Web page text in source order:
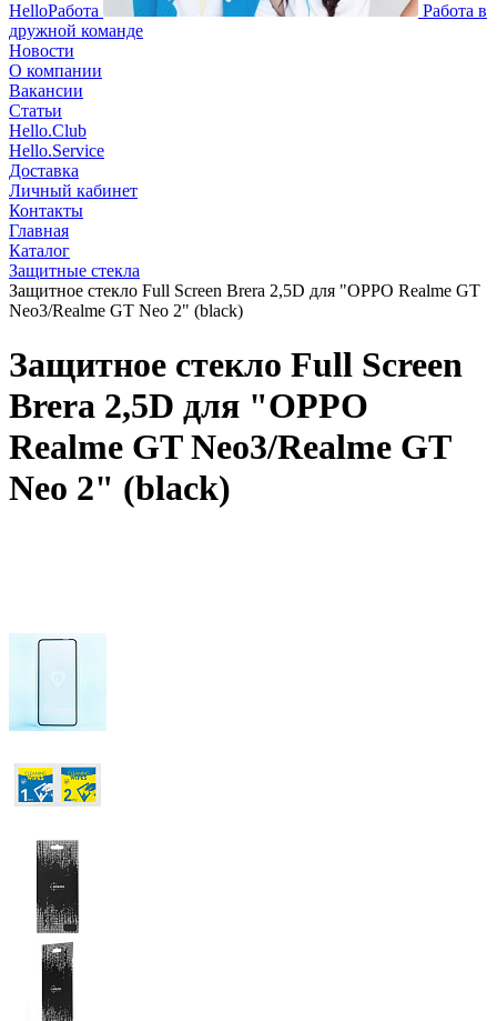
HelloРабота
Работа в
дружной команде
Новости
О компании
Вакансии
Статьи
Hello.Club
Hello.Service
Доставка
Личный кабинет
Контакты
Главная
Каталог
Защитные стекла
Защитное стекло Full Screen Brera 2,5D для "OPPO Realme GT
Neo3/Realme GT Neo 2" (black)
Защитное стекло Full Screen
Brera 2,5D для "OPPO
Realme GT Neo3/Realme GT
Neo 2" (black)